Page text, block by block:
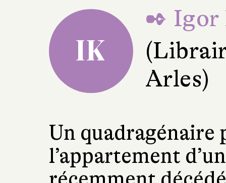
IK
✒ Igor
Arles)
Un quadragénaire
l’appartement